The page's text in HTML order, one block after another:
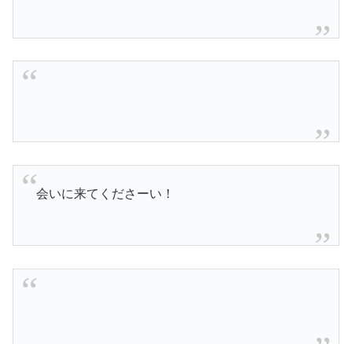
会いに来てくださーい！